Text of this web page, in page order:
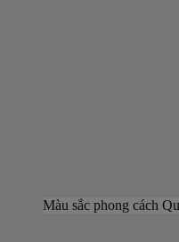
Màu sắc phong cách